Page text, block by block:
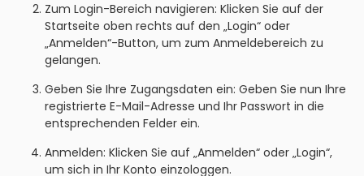
Zum Login-Bereich navigieren: Klicken Sie auf der
Startseite oben rechts auf den „Login“ oder
„Anmelden“-Button, um zum Anmeldebereich zu
gelangen.
Geben Sie Ihre Zugangsdaten ein: Geben Sie nun Ihre
registrierte E-Mail-Adresse und Ihr Passwort in die
entsprechenden Felder ein.
Anmelden: Klicken Sie auf „Anmelden“ oder „Login“,
um sich in Ihr Konto einzologgen.